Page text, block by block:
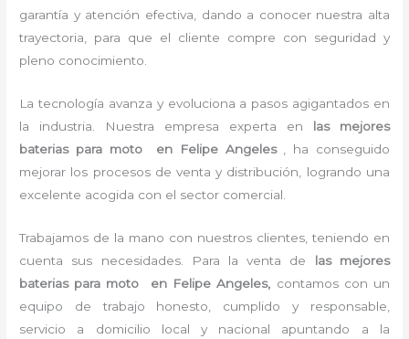
garantía y atención efectiva, dando a conocer nuestra alta
trayectoria, para que el cliente compre con seguridad y
pleno conocimiento.
La tecnología avanza y evoluciona a pasos agigantados en
la industria. Nuestra empresa experta en las mejores
baterias para moto en Felipe Angeles
, ha conseguido
mejorar los procesos de venta y distribución, logrando una
excelente acogida con el sector comercial.
Trabajamos de la mano con nuestros clientes, teniendo en
cuenta sus necesidades. Para laventa de las mejores
baterias para moto en Felipe Angeles, contamos con un
equipo de trabajo honesto, cumplido y responsable,
servicio a domicilio local y nacional apuntando a la